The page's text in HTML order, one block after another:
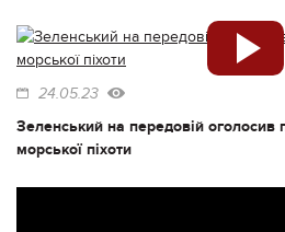
24.05.23
Зеленський на передовій оголосив
морської піхоти